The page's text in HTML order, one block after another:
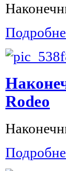
Rodeo